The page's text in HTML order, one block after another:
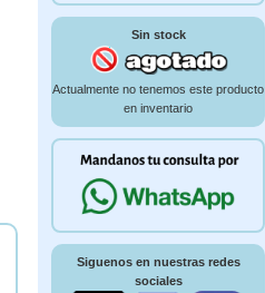
Sin stock
Actualmente no tenemos este producto
en inventario
Siguenos en nuestras redes
sociales